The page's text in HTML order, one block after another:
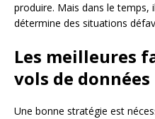
produire. Mais dans le
détermine des situations
Les meilleures
vols de
Une bonne stratégie est